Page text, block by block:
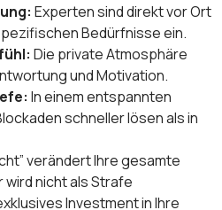
Experten sind direkt vor Ort
Bedürfnisse ein.
Die private Atmosphäre
und Motivation.
In einem entspannten
schneller lösen als in
verändert Ihre gesamte
wird nicht als Strafe
Investment in Ihre